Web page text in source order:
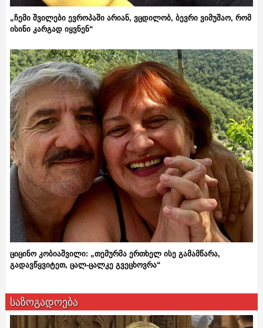
„ჩემი შვილები ევროპაში არიან, ვცდილობ, ბევრი ვიმუშაო, რომ
ისინი კარგად იყვნენ“
ციცინო კობიაშვილი: „თემურმა ერთხელ ისე გამამწარა,
გადავწყვიტეთ, ცალ-ცალკე გვეცხოვრა“
საზოგადოება